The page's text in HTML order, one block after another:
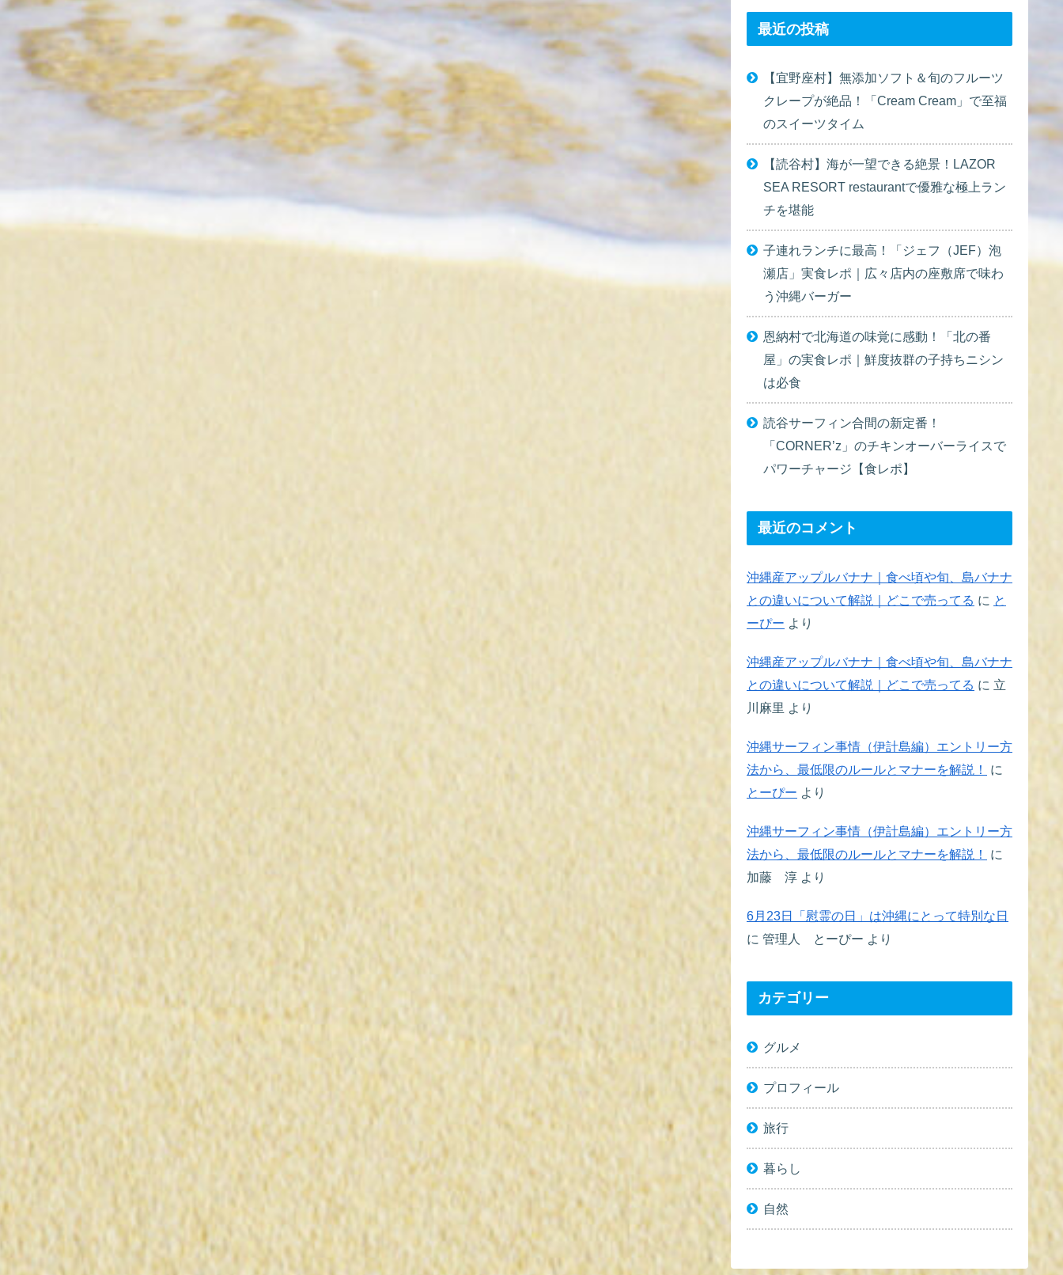
最近の投稿
【宜野座村】無添加ソフト＆旬のフルーツ
クレープが絶品！「Cream Cream」で至福
のスイーツタイム
【読谷村】海が一望できる絶景！LAZOR
SEA RESORT restaurantで優雅な極上ラン
チを堪能
子連れランチに最高！「ジェフ（JEF）泡
瀬店」実食レポ｜広々店内の座敷席で味わ
う沖縄バーガー
恩納村で北海道の味覚に感動！「北の番
屋」の実食レポ｜鮮度抜群の子持ちニシン
は必食
読谷サーフィン合間の新定番！
「CORNER’z」のチキンオーバーライスで
パワーチャージ【食レポ】
最近のコメント
沖縄産アップルバナナ｜食べ頃や旬、島バナナ
との違いについて解説｜どこで売ってる に と
ーぴー より
沖縄産アップルバナナ｜食べ頃や旬、島バナナ
との違いについて解説｜どこで売ってる に 立
川麻里 より
沖縄サーフィン事情（伊計島編）エントリー方
法から、最低限のルールとマナーを解説！
に
とーぴー より
沖縄サーフィン事情（伊計島編）エントリー方
法から、最低限のルールとマナーを解説！
に
加藤 淳 より
6月23日「慰霊の日」は沖縄にとって特別な日
に 管理人 とーぴー より
カテゴリー
グルメ
プロフィール
旅行
暮らし
自然